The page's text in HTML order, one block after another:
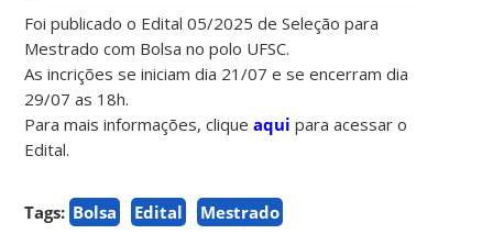
Foi publicado o Edital 05/2025 de Seleção para
Mestrado com Bolsa no polo UFSC.
As incrições se iniciam dia 21/07 e se encerram dia
29/07 as 18h.
Para mais informações, cliqueaqui para acessar o
Edital.
Tags: Bolsa Edital Mestrado